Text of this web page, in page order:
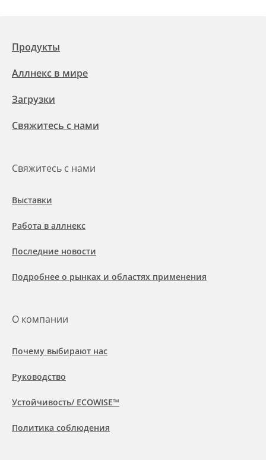
Продукты
Аллнекс в мире
Загрузки
Свяжитесь с нами
Свяжитесь с нами
Выставки
Работа в аллнекс
Последние новости
Подробнее о рынках и областях применения
О компании
Почему выбирают нас
Руководство
Устойчивость/ ECOWISE™
Политика соблюдения